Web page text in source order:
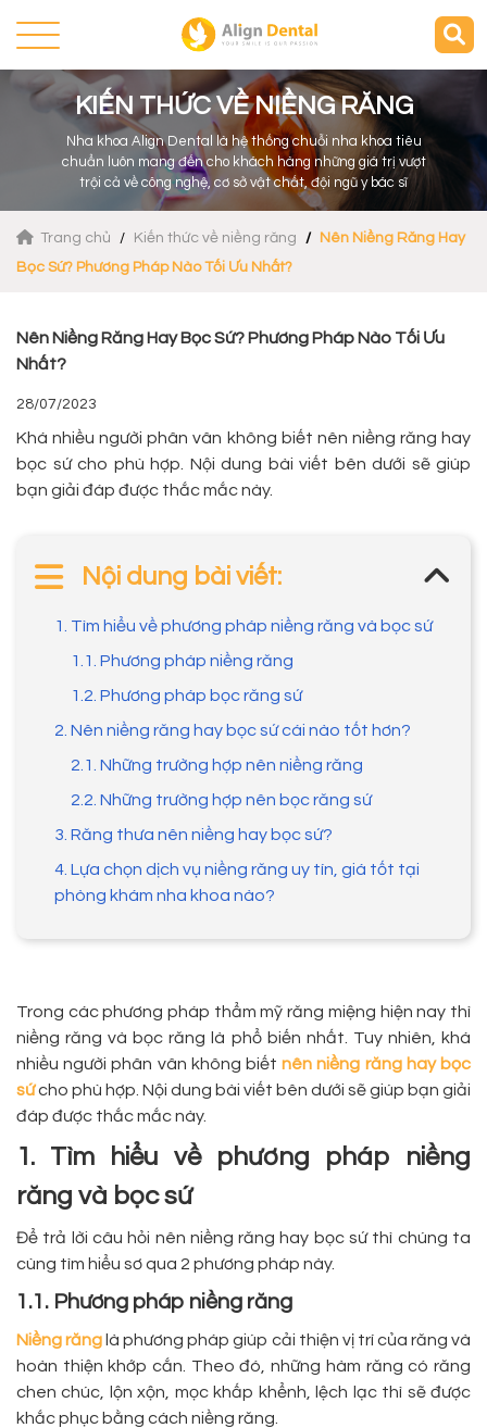
KIẾN THỨC VỀ NIỀNG RĂNG
Nha khoa Align Dental là hệ thống chuỗi nha khoa tiêu
chuẩn luôn mang đến cho khách hàng những giá trị vượt
trội cả về công nghệ, cơ sở vật chất, đội ngũ y bác sĩ
Trang chủ Kiến thức về niềng răng
Nên Niềng Răng Hay
Bọc Sứ? Phương Pháp Nào Tối Ưu Nhất?
Nên Niềng Răng Hay Bọc Sứ? Phương Pháp Nào Tối Ưu
Nhất?
28/07/2023
Khá nhiều người phân vân không biết nên niềng răng hay
bọc sứ cho phù hợp. Nội dung bài viết bên dưới sẽ giúp
bạn giải đáp được thắc mắc này.
Nội dung bài viết:
1. Tìm hiểu về phương pháp niềng răng và bọc sứ
1.1. Phương pháp niềng răng
1.2. Phương pháp bọc răng sứ
2. Nên niềng răng hay bọc sứ cái nào tốt hơn?
2.1. Những trường hợp nên niềng răng
2.2. Những trường hợp nên bọc răng sứ
3. Răng thưa nên niềng hay bọc sứ?
4. Lựa chọn dịch vụ niềng răng uy tín, giá tốt tại
phòng khám nha khoa nào?
Trong các phương pháp thẩm mỹ răng miệng hiện nay thì
niềng răng và bọc răng là phổ biến nhất. Tuy nhiên, khá
nhiều người phân vân không biếtnên niềng răng hay bọc
sứcho phù hợp. Nội dung bài viết bên dưới sẽ giúp bạn giải
đáp được thắc mắc này.
1. Tìm hiểu về phương pháp niềng
răng và bọc sứ
Để trả lời câu hỏi nên niềng răng hay bọc sứ thì chúng ta
cùng tìm hiểu sơ qua 2 phương pháp này.
1.1. Phương pháp niềng răng
Niềng răng là phương pháp giúp cải thiện vị trí của răng và
hoàn thiện khớp cắn. Theo đó, những hàm răng có răng
chen chúc, lộn xộn, mọc khấp khểnh, lệch lạc thì sẽ được
khắc phục bằng cách niềng răng.